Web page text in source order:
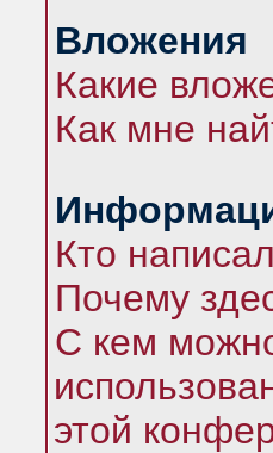
Вложения
Какие
Как мне
Кто
Почему
С кем
этой